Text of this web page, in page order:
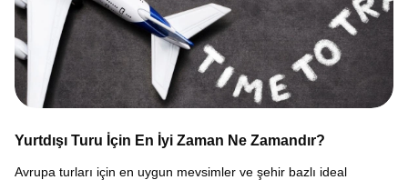
Yurtdışı Turu İçin En İyi Zaman Ne Zamandır?
Avrupa turları için en uygun mevsimler ve şehir bazlı ideal